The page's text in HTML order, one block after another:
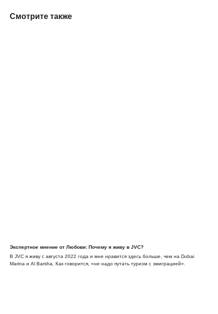
Смотрите также
Экспертное мнение от Любови: Почему я живу в JVC?
В JVC я живу с августа 2022 года и мне нравится здесь больше, чем на Dubai
Marina и Al Barsha. Как говорится, «не надо путать туризм с эмиграцией».